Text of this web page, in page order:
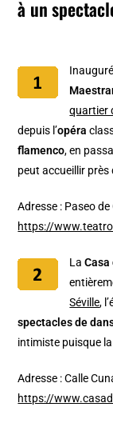
à un
quartier
depuis l’opéra
flamenco, en
peut accueillir près
Adresse : Paseo
https://
LaCasa
Séville,
spectacles de
intimiste puisque
Adresse : Calle
https://